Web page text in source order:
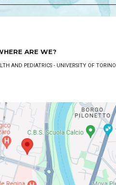
ARE WE?
AND PEDIATRICS - UNIVERSITY OF TORINO